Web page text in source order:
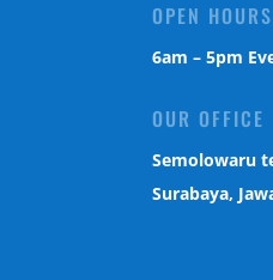
OPEN HOURS
6am – 5pm
OUR OFFICE
Semolowaru
Surabaya,